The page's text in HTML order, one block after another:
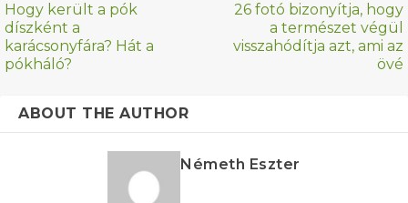
Hogy került a pók
díszként a
karácsonyfára? Hát a
pókháló?
26 fotó bizonyítja, hogy
a természet végül
visszahódítja azt, ami az
övé
ABOUT THE AUTHOR
Németh Eszter